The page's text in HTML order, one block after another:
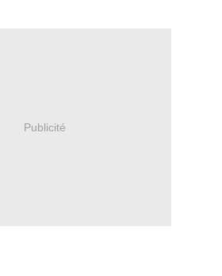
Publicité